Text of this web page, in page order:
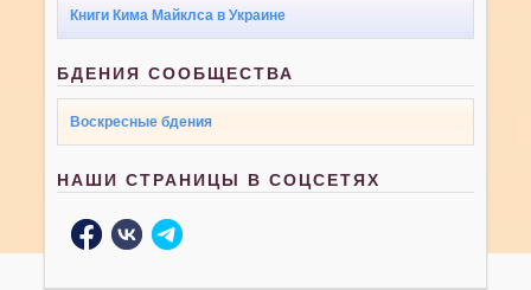
Книги Кима Майклса в Украине
БДЕНИЯ СООБЩЕСТВА
Воскресные бдения
НАШИ СТРАНИЦЫ В СОЦСЕТЯХ